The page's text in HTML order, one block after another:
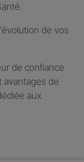
de vos
de confiance
avantages de
aux